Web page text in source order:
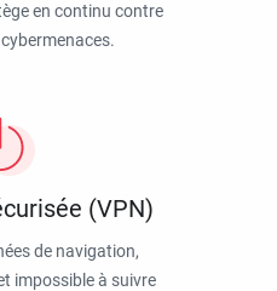
en continu contre
(VPN)
de navigation,
impossible à suivre